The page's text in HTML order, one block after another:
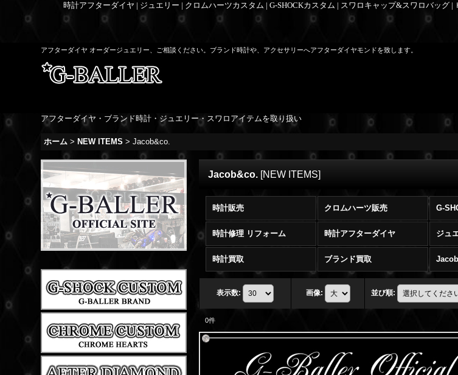
時計アフターダイヤ | ジュエリー | クロムハーツカスタム | G-SHOCKカスタム | スワロキャップ&スワロバッ
アフターダイヤ オーダージュエリー、ご相談ください。ブランド時計や、アクセサリーへアフターダイヤモンドを致します。
アフターダイヤ・ブランド時計・ジュエリー・スワロアイテムを取り扱い
ホーム > NEW ITEMS > Jacob&co.
Jacob&co. [NEW ITEMS]
時計販売 クロムハーツ販売 G-
時計修理 リフォーム 時計アフターダイヤ ジュ
時計買取 ブランド買取
表示数: 画像: 並び順:
0件